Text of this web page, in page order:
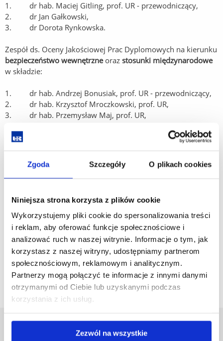
Zgoda Szczegóły O plikach cookies
Niniejsza strona korzysta z plików cookie
Wykorzystujemy pliki cookie do spersonalizowania treści
i reklam, aby oferować funkcje społecznościowe i
analizować ruch w naszej witrynie. Informacje o tym, jak
korzystasz z naszej witryny, udostępniamy partnerom
społecznościowym, reklamowym i analitycznym.
Partnerzy mogą połączyć te informacje z innymi danymi
otrzymanymi od Ciebie lub uzyskanymi podczas
korzystania z ich usług.
Zezwól na wszystkie
1. dr hab. Maciej Gitling, prof. UR - przewodniczący,
2. dr Jan Gałkowski,
3. dr Dorota Rynkowska.
Zespół ds. Oceny Jakościowej Prac Dyplomowych na kierunku
bezpieczeństwo wewnętrzne oraz stosunki międzynarodowe
w składzie:
1. dr hab. Andrzej Bonusiak, prof. UR - przewodniczący,
2. dr hab. Krzysztof Mroczkowski, prof. UR,
3. dr hab. Przemysław Maj, prof. UR,
Procedura oceny pracy dyplomowych
Zał II - Zbiorcze zestawienie z oceny jakości prac
Uniwersytet Rzeszowski